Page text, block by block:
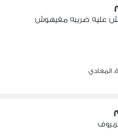
برو مش عليه ضريبه مفيهوش
المعادي